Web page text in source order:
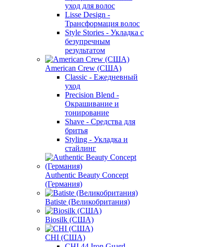
уход для волос
Lisse Design -
Трансформация волос
Style Stories - Укладка с
безупречным
результатом
American Crew (США)
Classic - Ежедневный
уход
Precision Blend -
Окрашивание и
тонирование
Shave - Средства для
бритья
Styling - Укладка и
стайлинг
Authentic Beauty Concept
(Германия)
Batiste (Великобритания)
Biosilk (США)
CHI (США)